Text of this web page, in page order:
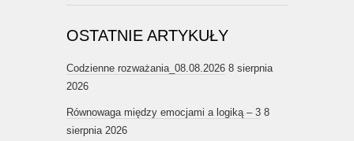
OSTATNIE ARTYKUŁY
Codzienne rozważania_08.08.2026 8 sierpnia
2026
Równowaga między emocjami a logiką – 3 8
sierpnia 2026